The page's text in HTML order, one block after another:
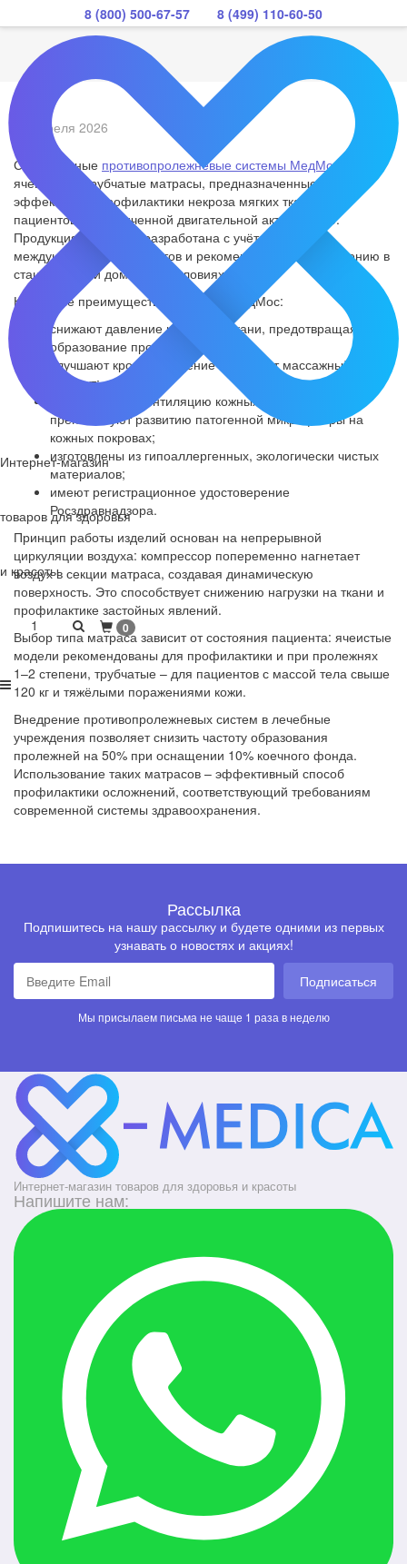
8 (800) 500-67-57 8 (499) 110-60-50
Интернет-магазин
товаров для здоровья
и красоты
1 0
27 апреля 2026
Современные противопролежневые системы МедМос
ячеистые и трубчатые матрасы, предназначенные для
эффективной профилактики некроза мягких тканей у
пациентов с ограниченной двигательной активностью.
Продукция компании разработана с учётом строгих
международных стандартов и рекомендована к применению в
стационарах и домашних условиях.
Ключевые преимущества матрасов МедМос:
снижают давление на мягкие ткани, предотвращая
образование пролежней;
улучшают кровообращение и создают массажный
эффект;
обеспечивают вентиляцию кожных покровов,
препятствуют развитию патогенной микрофлоры на
кожных покровах;
изготовлены из гипоаллергенных, экологически чистых
материалов;
имеют регистрационное удостоверение
Росздравнадзора.
Принцип работы изделий основан на непрерывной
циркуляции воздуха: компрессор попеременно нагнетает
воздух в секции матраса, создавая динамическую
поверхность. Это способствует снижению нагрузки на ткани и
профилактике застойных явлений.
Выбор типа матраса зависит от состояния пациента: ячеистые
модели рекомендованы для профилактики и при пролежнях
1–2 степени, трубчатые – для пациентов с массой тела свыше
120 кг и тяжёлыми поражениями кожи.
Внедрение противопролежневых систем в лечебные
учреждения позволяет снизить частоту образования
пролежней на 50% при оснащении 10% коечного фонда.
Использование таких матрасов – эффективный способ
профилактики осложнений, соответствующий требованиям
современной системы здравоохранения.
Рассылка
Подпишитесь на нашу рассылку и будете одними из первых
узнавать о новостях и акциях!
Подписаться
Мы присылаем письма не чаще 1 раза в неделю
Интернет-магазин товаров для здоровья и красоты
Напишите нам: